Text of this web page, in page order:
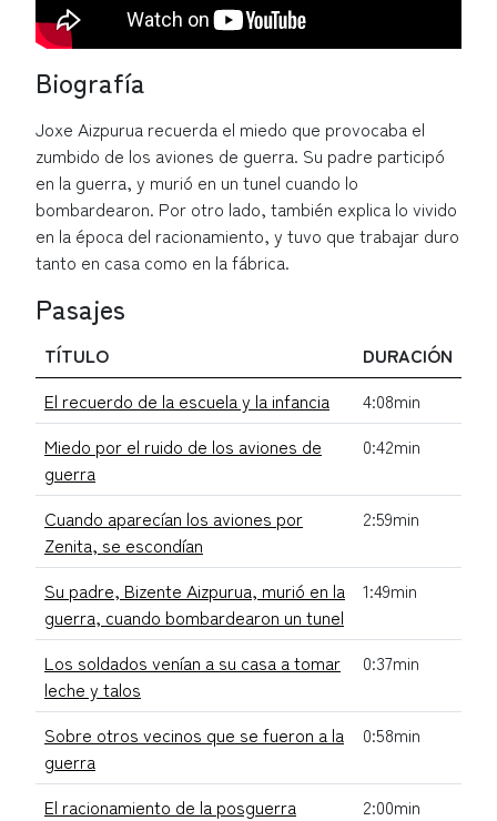
Biografía
Joxe Aizpurua recuerda el miedo que provocaba el
zumbido de los aviones de guerra. Su padre participó
en la guerra, y murió en un tunel cuando lo
bombardearon. Por otro lado, también explica lo vivido
en la época del racionamiento, y tuvo que trabajar duro
tanto en casa como en la fábrica.
Pasajes
TÍTULO
DURACIÓN
El recuerdo de la escuela y la infancia
4:08min
Miedo por el ruido de los aviones de
guerra
0:42min
Cuando aparecían los aviones por
Zenita, se escondían
2:59min
Su padre, Bizente Aizpurua, murió en la
guerra, cuando bombardearon un tunel
1:49min
Los soldados venían a su casa a tomar
leche y talos
0:37min
Sobre otros vecinos que se fueron a la
guerra
0:58min
El racionamiento de la posguerra
2:00min